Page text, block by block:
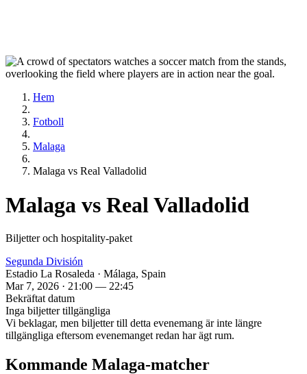
Hem
Fotboll
Malaga
Malaga vs Real Valladolid
Malaga vs Real Valladolid
Biljetter och hospitality‑paket
Segunda División
Estadio La Rosaleda · Málaga, Spain
Mar 7, 2026 · 21:00 — 22:45
Bekräftat datum
Inga biljetter tillgängliga
Vi beklagar, men biljetter till detta evenemang är inte längre
tillgängliga eftersom evenemanget redan har ägt rum.
Kommande Malaga‑matcher